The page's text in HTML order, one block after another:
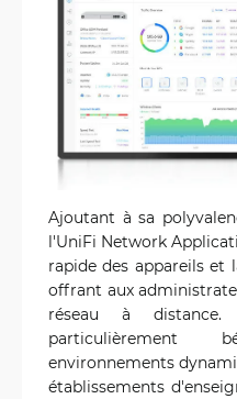
Ajoutant à sa
l'UniFi Network
rapide des appareils et
offrant aux
réseau à
particulièrement
environnements
établissements